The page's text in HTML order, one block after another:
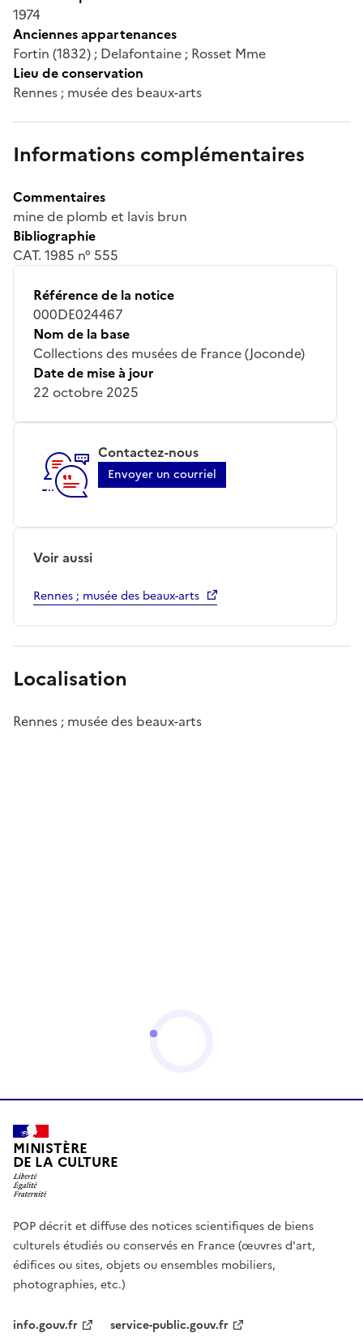
1974
Anciennes appartenances
Fortin (1832) ; Delafontaine ; Rosset Mme
Lieu de conservation
Rennes ; musée des beaux-arts
Informations complémentaires
Commentaires
mine de plomb et lavis brun
Bibliographie
CAT. 1985 n° 555
Référence de la notice
000DE024467
Nom de la base
Collections des musées de France (Joconde)
Date de mise à jour
22 octobre 2025
Contactez-nous
Envoyer un courriel
Voir aussi
Rennes ; musée des beaux-arts
Localisation
Rennes ; musée des beaux-arts
MINISTÈRE
DE LA CULTURE
POP décrit et diffuse des notices scientifiques de biens
culturels étudiés ou conservés en France (œuvres d'art,
édifices ou sites, objets ou ensembles mobiliers,
photographies, etc.)
info.gouv.fr service-public.gouv.fr